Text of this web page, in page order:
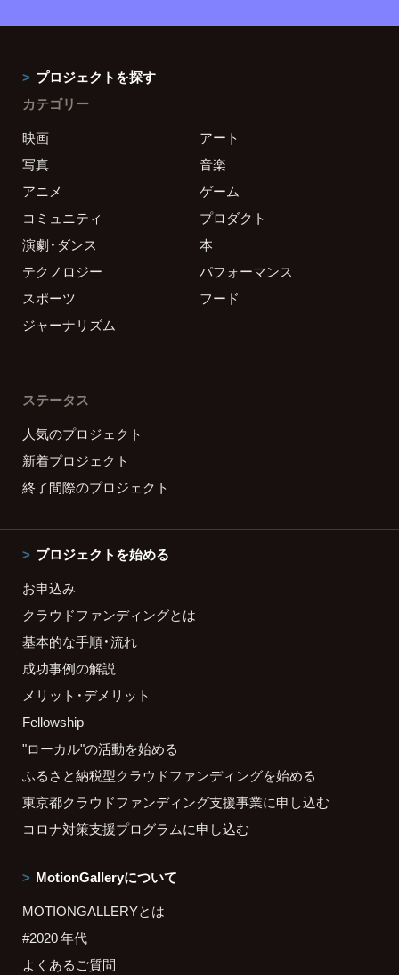
プロジェクトを探す
カテゴリー
映画
アート
写真
音楽
アニメ
ゲーム
コミュニティ
プロダクト
演劇・ダンス
本
テクノロジー
パフォーマンス
スポーツ
フード
ジャーナリズム
ステータス
人気のプロジェクト
新着プロジェクト
終了間際のプロジェクト
プロジェクトを始める
お申込み
クラウドファンディングとは
基本的な手順・流れ
成功事例の解説
メリット・デメリット
Fellowship
"ローカル"の活動を始める
ふるさと納税型クラウドファンディングを始める
東京都クラウドファンディング支援事業に申し込む
コロナ対策支援プログラムに申し込む
MotionGalleryについて
MOTIONGALLERYとは
#2020 年代
よくあるご質問